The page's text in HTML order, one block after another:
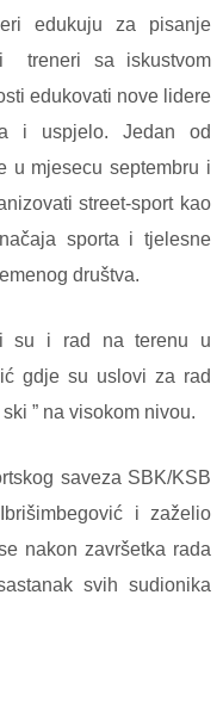
edukuju za pisanje
treneri sa iskustvom
edukovati nove lidere
i uspjelo. Jedan od
u mjesecu septembru i
street-sport kao
sporta i tjelesne
društva.
su i rad na terenu u
gdje su uslovi za rad
” na visokom nivou.
saveza SBK/KSB
i zaželio
nakon završetka rada
svih sudionika